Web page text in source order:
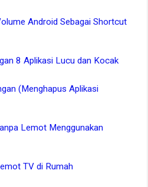
Android Sebagai Shortcut
8 Aplikasi Lucu dan Kocak
(Menghapus Aplikasi
Lemot Menggunakan
TV di Rumah